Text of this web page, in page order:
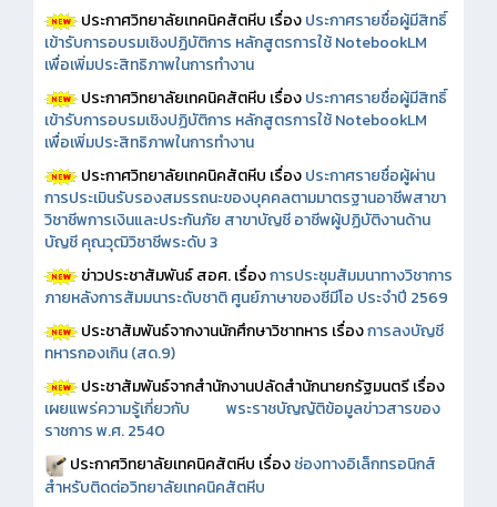
ประกาศวิทยาลัยเทคนิคสัตหีบ เรื่องประกาศรายชื่อผู้มีสิทธิ์
เข้ารับการอบรมเชิงปฏิบัติการ หลักสูตรการใช้ NotebookLM
เพื่อเพิ่มประสิทธิภาพในการทำงาน
ประกาศวิทยาลัยเทคนิคสัตหีบ เรื่องประกาศรายชื่อผู้มีสิทธิ์
เข้ารับการอบรมเชิงปฏิบัติการ หลักสูตรการใช้ NotebookLM
เพื่อเพิ่มประสิทธิภาพในการทำงาน
ประกาศวิทยาลัยเทคนิคสัตหีบ เรื่องประกาศรายชื่อผู้ผ่าน
การประเมินรับรองสมรรถนะของบุคคลตามมาตรฐานอาชีพสาขา
วิชาชีพการเงินและประกันภัย สาขาบัญชี อาชีพผู้ปฏิบัติงานด้าน
บัญชี คุณวุฒิวิชาชีพระดับ 3
ข่าวประชาสัมพันธ์ สอศ.เรื่องการประชุมสัมมนาทางวิชาการ
ภายหลังการสัมมนาระดับชาติ ศูนย์ภาษาของซีมีโอ ประจำปี 2569
ประชาสัมพันธ์จากงานนักศึกษาวิชาทหาร เรื่องการลงบัญชี
ทหารกองเกิน (สด.9)
ประชาสัมพันธ์จากสำนักงานปลัดสำนักนายกรัฐมนตรี เรื่อง
เผยแพร่ความรู้เกี่ยวกับ พระราชบัญญัติข้อมูลข่าวสารของ
ราชการ พ.ศ. 2540
ประกาศวิทยาลัยเทคนิคสัตหีบ เรื่องช่องทางอิเล็กทรอนิกส์
สำหรับติดต่อวิทยาลัยเทคนิคสัตหีบ